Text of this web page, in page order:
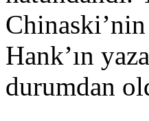
Chinaski’nin
Hank’ın
durumdan